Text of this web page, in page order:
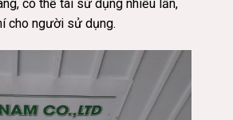
có thể tái sử dụng nhiều lần,
cho người sử dụng.